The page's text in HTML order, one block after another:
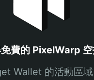
費的 PixelWarp
Wallet 的活動區